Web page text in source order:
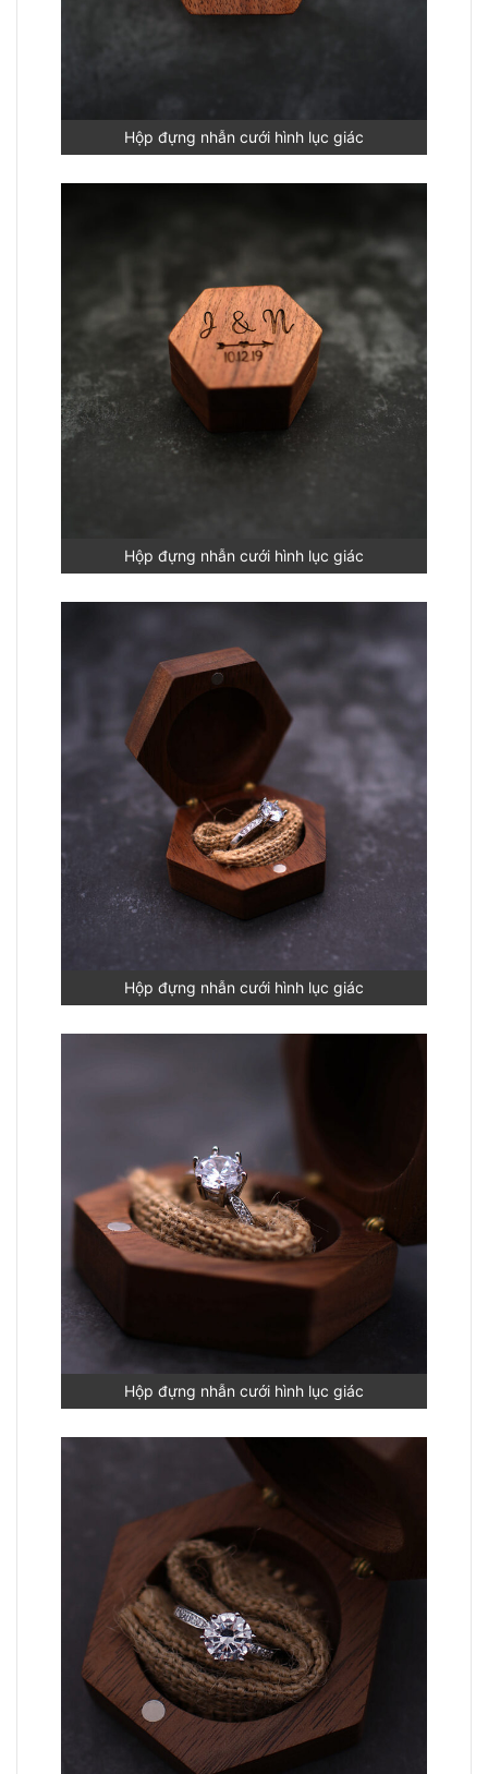
Hộp đựng nhẫn cưới hình lục giác
Hộp đựng nhẫn cưới hình lục giác
Hộp đựng nhẫn cưới hình lục giác
Hộp đựng nhẫn cưới hình lục giác